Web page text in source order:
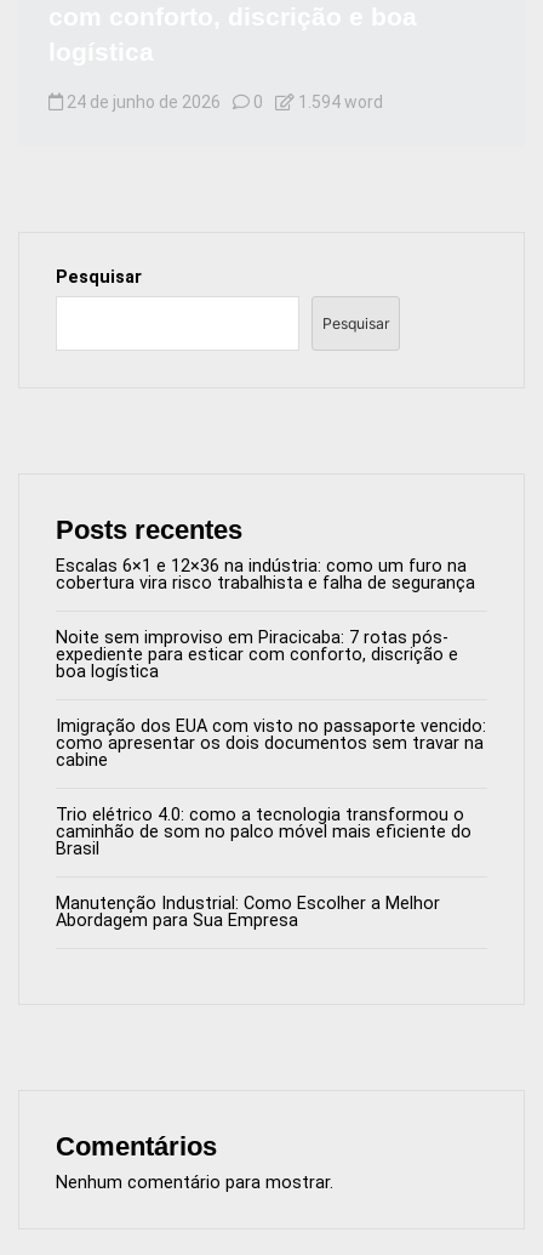
24 de junho de 2026 0 1.594 word
Pesquisar
Pesquisar
Posts recentes
Escalas 6×1 e 12×36 na indústria: como um furo na
cobertura vira risco trabalhista e falha de segurança
Noite sem improviso em Piracicaba: 7 rotas pós-
expediente para esticar com conforto, discrição e
boa logística
Imigração dos EUA com visto no passaporte vencido:
como apresentar os dois documentos sem travar na
cabine
Trio elétrico 4.0: como a tecnologia transformou o
caminhão de som no palco móvel mais eficiente do
Brasil
Manutenção Industrial: Como Escolher a Melhor
Abordagem para Sua Empresa
Comentários
Nenhum comentário para mostrar.